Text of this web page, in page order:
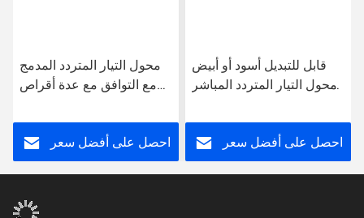
محول التيار المتردد المدمج
مع التوافق مع عدة أقراص
الوزن
احصل على أفضل سعر
قابل للتبديل أسود أو أبيض
محول التيار المتردد المباشر
البلاستيكية
احصل على أفضل سعر